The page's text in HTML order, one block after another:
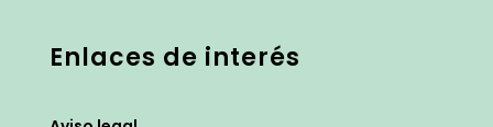
Enlaces de interés